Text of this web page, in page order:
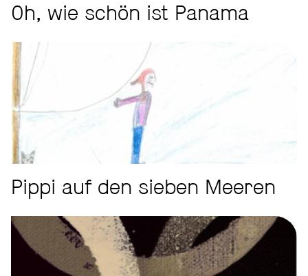
Oh, wie schön ist Panama
Pippi auf den sieben Meeren